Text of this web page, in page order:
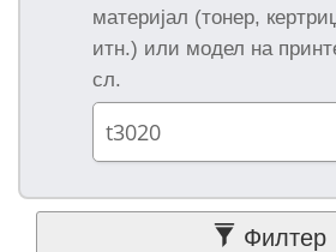
материјал (тонер,
итн.) или модел на
сл.
Филтер
Компатибилни
брендови
компатибилни